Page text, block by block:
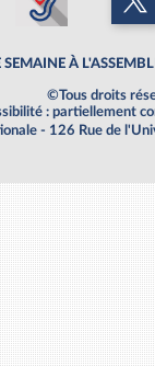
SEMAINE À
©Tous droits
: partiellement
- 126 Rue de